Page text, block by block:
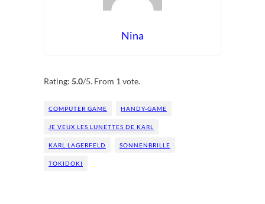
Nina
Rating: 5.0/5. From 1 vote.
COMPUTER GAME HANDY-GAME
JE VEUX LES LUNETTES DE KARL
KARL LAGERFELD SONNENBRILLE
TOKIDOKI